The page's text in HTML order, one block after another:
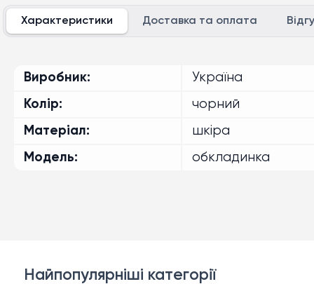
Характеристики Доставка та оплата
Виробник
Україна
Колір
чорний
Матеріал
шкіра
Модель
обкладинка
Найпопулярніші категорії